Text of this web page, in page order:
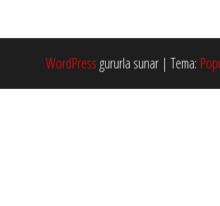
WordPress gururla sunar | Tema: